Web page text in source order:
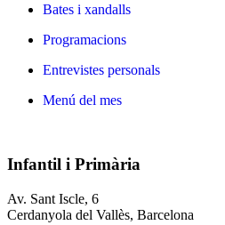
Bates i xandalls
Programacions
Entrevistes personals
Menú del mes
Infantil i Primària
Av. Sant Iscle, 6
Cerdanyola del Vallès, Barcelona